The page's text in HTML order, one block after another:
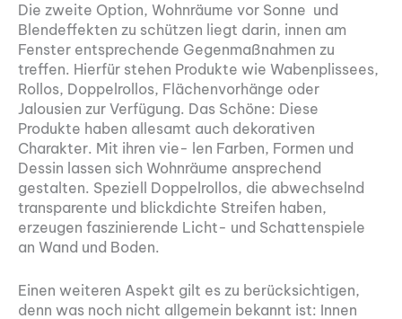
Die zweite Option, Wohnräume vor Sonne und
Blendeffekten zu schützen liegt darin, innen am
Fenster entsprechende Gegenmaßnahmen zu
treffen. Hierfür stehen Produkte wie Wabenplissees,
Rollos, Doppelrollos, Flächenvorhänge oder
Jalousien zur Verfügung. Das Schöne: Diese
Produkte haben allesamt auch dekorativen
Charakter. Mit ihren vie- len Farben, Formen und
Dessin lassen sich Wohnräume ansprechend
gestalten. Speziell Doppelrollos, die abwechselnd
transparente und blickdichte Streifen haben,
erzeugen faszinierende Licht- und Schattenspiele
an Wand und Boden.
Einen weiteren Aspekt gilt es zu berücksichtigen,
denn was noch nicht allgemein bekannt ist: Innen